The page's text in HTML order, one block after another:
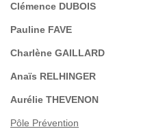
Clémence DUBOIS
Pauline FAVE
Charlène GAILLARD
Anaïs RELHINGER
Aurélie THEVENON
Pôle Prévention